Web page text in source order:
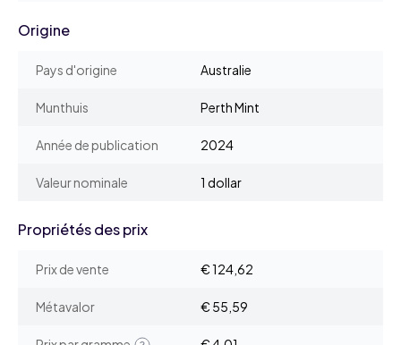
Origine
Pays d'origine Australie
Munthuis Perth Mint
Année de publication 2024
Valeur nominale 1 dollar
Propriétés des prix
Prix de vente € 124,62
Métavalor € 55,59